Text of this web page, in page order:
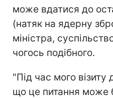
може вдатися до
(натяк на ядерну
міністра,
чогось подібного.
"Під час мого візиту
що це питання може